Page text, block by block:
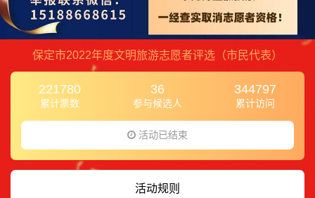
保定市2022年度文明旅游志愿者评选（市民代表）
221780
累计票数
36
参与候选人
344797
累计访问
活动已结束
活动规则